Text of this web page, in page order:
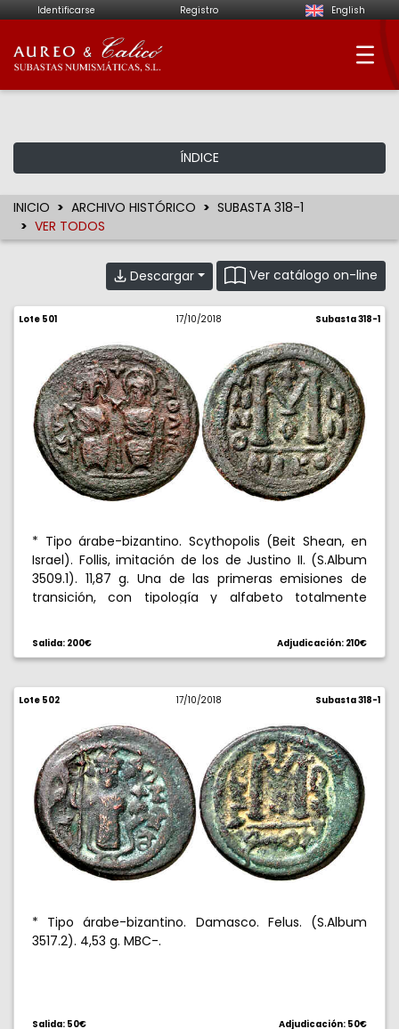
Identificarse Registro English
Aureo & Calicó -
ÍNDICE
INICIO ARCHIVO HISTÓRICO
SUBASTA 318-1
VER TODOS
Descargar Ver catálogo on-line
Lote 501 17/10/2018 Subasta 318-1
* Tipo árabe-bizantino. Scythopolis (Beit Shean, en
Israel). Follis, imitación de los de Justino II. (S.Album
3509.1). 11,87 g. Una de las primeras emisiones de
transición, con tipología y alfabeto totalmente
del imperio bizantino en Palestina, hacia el 641, y la
adopción definitiva de los tipos islámicos hacia el 695
Salida: 200€ Adjudicación: 210€
Lote 502 17/10/2018 Subasta 318-1
* Tipo árabe-bizantino. Damasco. Felus. (S.Album
3517.2). 4,53 g. MBC-.
Salida: 50€ Adjudicación: 50€